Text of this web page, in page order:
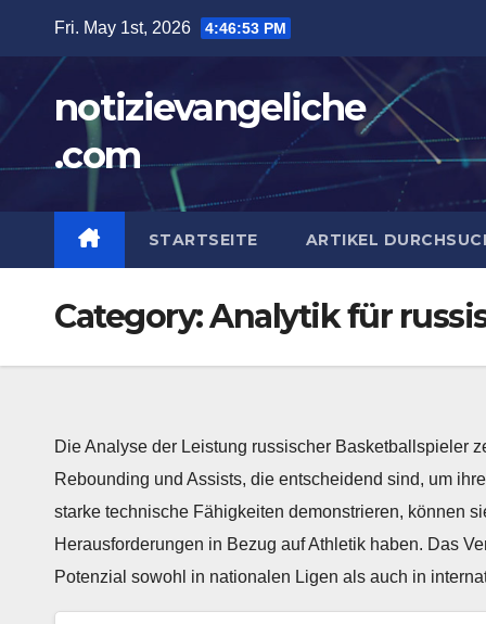
content
Fri. May 1st, 2026 4:46:54 PM
notizievangeliche
.com
STARTSEITE ARTIKEL
Category:Analytik für
Die Analyse der Leistung russischer Basketballspieler
Rebounding und Assists, die entscheidend sind, um
starke technische Fähigkeiten demonstrieren, können
Herausforderungen in Bezug auf Athletik haben. Das
Potenzial sowohl in nationalen Ligen als auch in